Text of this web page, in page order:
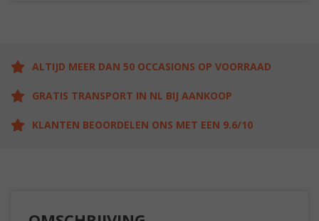
ALTIJD MEER DAN 50 OCCASIONS OP VOORRAAD
GRATIS TRANSPORT IN NL BIJ AANKOOP
KLANTEN BEOORDELEN ONS MET EEN 9.6/10